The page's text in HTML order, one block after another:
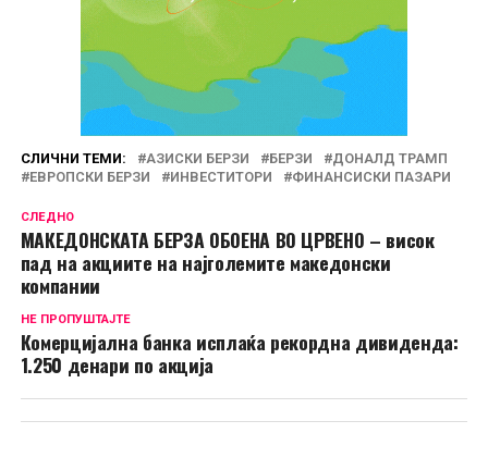
СЛИЧНИ ТЕМИ: АЗИСКИ БЕРЗИ БЕРЗИ
ДОНАЛД ТРАМП
ЕВРОПСКИ БЕРЗИ
ИНВЕСТИТОРИ ФИНАНСИСКИ ПАЗАРИ
СЛЕДНО
МАКЕДОНСКАТА БЕРЗА ОБОЕНА ВО ЦРВЕНО – висок
пад на акциите на најголемите македонски
компании
НЕ ПРОПУШТАЈТЕ
Комерцијална банка исплаќа рекордна дивиденда:
1.250 денари по акција